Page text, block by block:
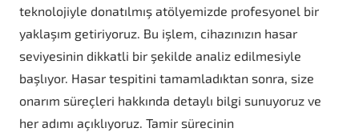
teknolojiyle donatılmış atölyemizde profesyonel bir
yaklaşım getiriyoruz. Bu işlem, cihazınızın hasar
seviyesinin dikkatli bir şekilde analiz edilmesiyle
başlıyor. Hasar tespitini tamamladıktan sonra, size
onarım süreçleri hakkında detaylı bilgi sunuyoruz ve
her adımı açıklıyoruz. Tamir sürecinin